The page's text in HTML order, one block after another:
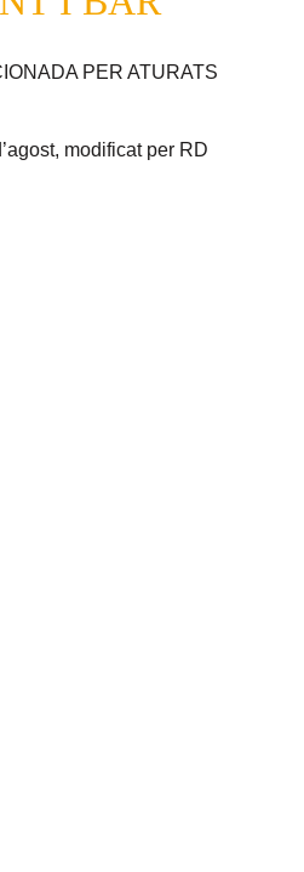
PER ATURATS
modificat per RD